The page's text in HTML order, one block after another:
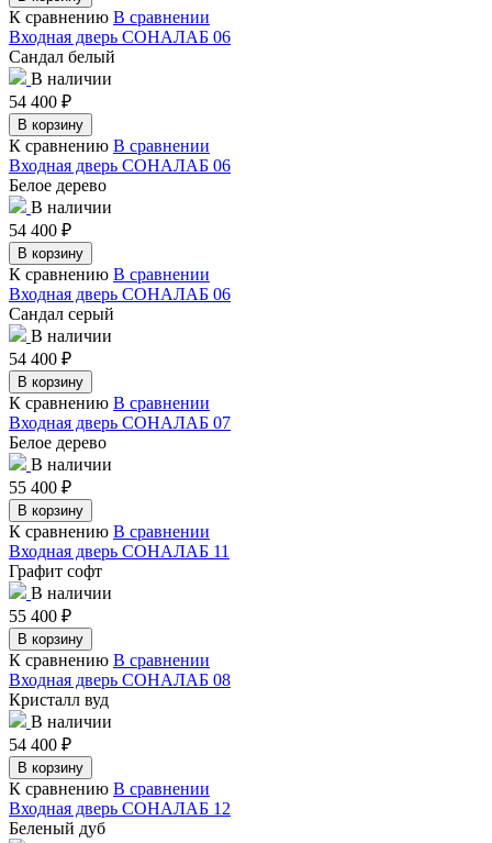
К сравнению В сравнении
Входная дверь СОНАЛАБ 06
Сандал белый
В наличии
54 400 ₽
В корзину
К сравнению В сравнении
Входная дверь СОНАЛАБ 06
Белое дерево
В наличии
54 400 ₽
В корзину
К сравнению В сравнении
Входная дверь СОНАЛАБ 06
Сандал серый
В наличии
54 400 ₽
В корзину
К сравнению В сравнении
Входная дверь СОНАЛАБ 07
Белое дерево
В наличии
55 400 ₽
В корзину
К сравнению В сравнении
Входная дверь СОНАЛАБ 11
Графит софт
В наличии
55 400 ₽
В корзину
К сравнению В сравнении
Входная дверь СОНАЛАБ 08
Кристалл вуд
В наличии
54 400 ₽
В корзину
К сравнению В сравнении
Входная дверь СОНАЛАБ 12
Беленый дуб